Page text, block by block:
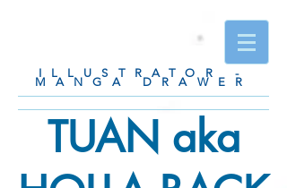
ILLUSTRATOR -
MANGA DRAWER
TUAN aka